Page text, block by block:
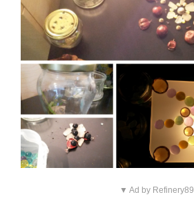
▼ Ad by Refinery89